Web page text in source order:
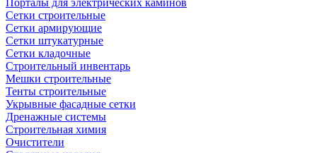
Порталы для электрических каминов
Сетки строительные
Сетки армирующие
Сетки штукатурные
Сетки кладочные
Строительный инвентарь
Мешки строительные
Тенты строительные
Укрывные фасадные сетки
Дренажные системы
Строительная химия
Очистители